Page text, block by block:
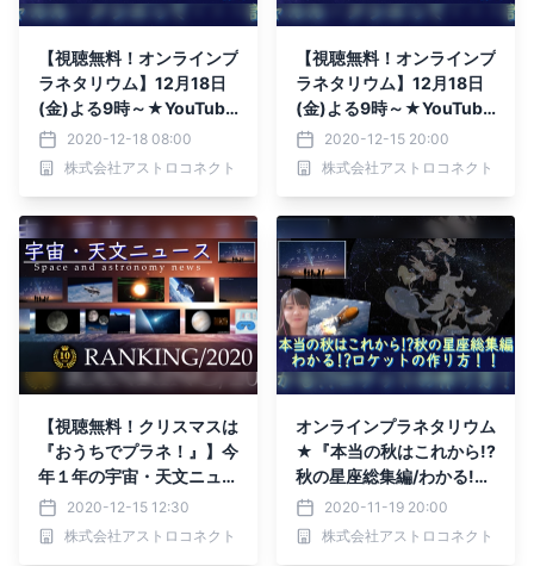
【視聴無料！オンラインプ
ラネタリウム】12月18日
(金)よる9時～★YouTube
Liveにて無料ライブ配信！
2020-12-18 08:00
株式会社アストロコネクト
【視聴無料！オンラインプ
ラネタリウム】12月18日
(金)よる9時～★YouTube
Liveにて無料ライブ配信！
2020-12-15 20:00
株式会社アストロコネクト
【視聴無料！クリスマスは
『おうちでプラネ！』】今
年１年の宇宙・天文ニュー
スRANKING!!12月25日
(金)よる9時～★YouTube
Liveにて配信！
2020-12-15 12:30
株式会社アストロコネクト
オンラインプラネタリウム
★『本当の秋はこれから!?
秋の星座総集編/わかる!?
ロケットの作り方！』11月
20日(金)よる9時～YouTu
be Liveにて無料ライブ配
2020-11-19 20:00
株式会社アストロコネクト